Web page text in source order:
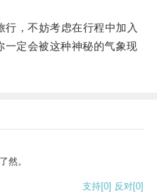
，不妨考虑在行程中加入
一定会被这种神秘的气象现
然。
支持[0] 反对[0]